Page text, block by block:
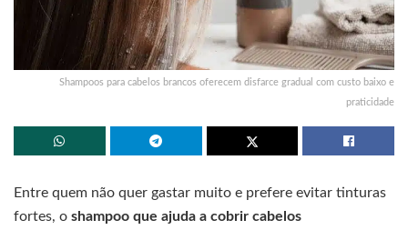
Shampoos para cabelos brancos oferecem disfarce gradual com custo baixo e
praticidade
Entre quem não quer gastar muito e prefere evitar tinturas
fortes, o shampoo que ajuda a cobrir cabelos